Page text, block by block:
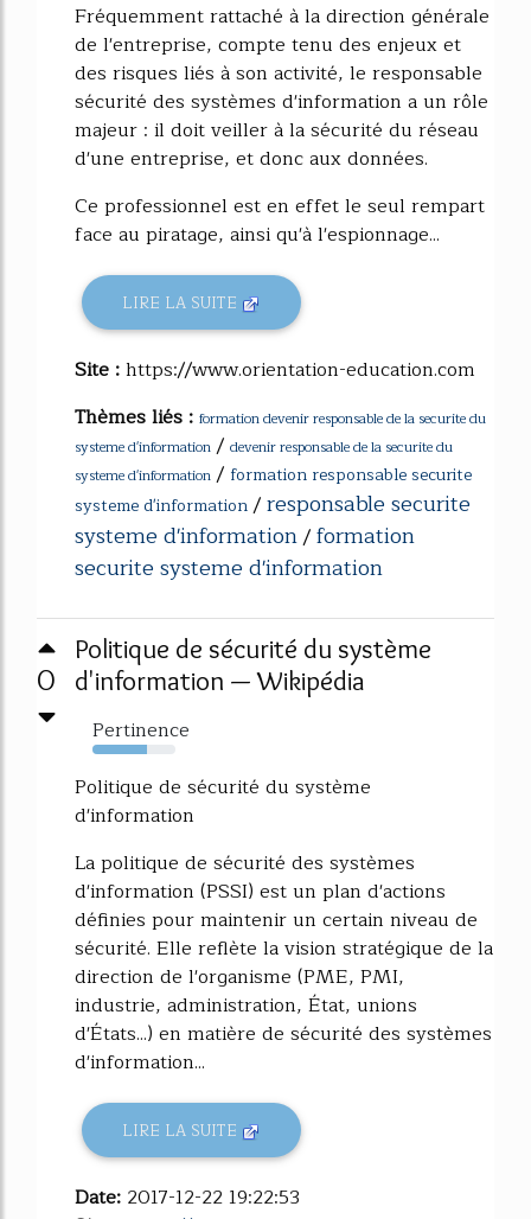
Fréquemment rattaché à la direction générale
de l'entreprise, compte tenu des enjeux et
des risques liés à son activité, le responsable
sécurité des systèmes d'information a un rôle
majeur : il doit veiller à la sécurité du réseau
d'une entreprise, et donc aux données.
Ce professionnel est en effet le seul rempart
face au piratage, ainsi qu'à l'espionnage...
LIRE LA SUITE
Site :https://www.orientation-education.com
Thèmes liés : formation devenir responsable de la securite du
systeme d'information / devenir responsable de la securite du
systeme d'information / formation responsable securite
systeme d'information/responsable securite
systeme d'information/formation
securite systeme d'information
0
Politique de sécurité du système
d'information — Wikipédia
Pertinence
65%
Politique de sécurité du système
d'information
La politique de sécurité des systèmes
d'information (PSSI) est un plan d'actions
définies pour maintenir un certain niveau de
sécurité. Elle reflète la vision stratégique de la
direction de l'organisme (PME, PMI,
industrie, administration, État, unions
d'États...) en matière de sécurité des systèmes
d'information...
LIRE LA SUITE
Date: 2017-12-22 19:22:53